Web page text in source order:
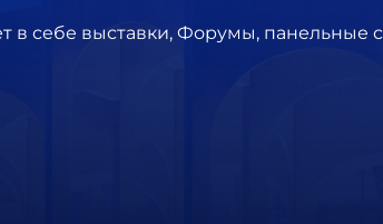
в себе выставки, Форумы, панельные